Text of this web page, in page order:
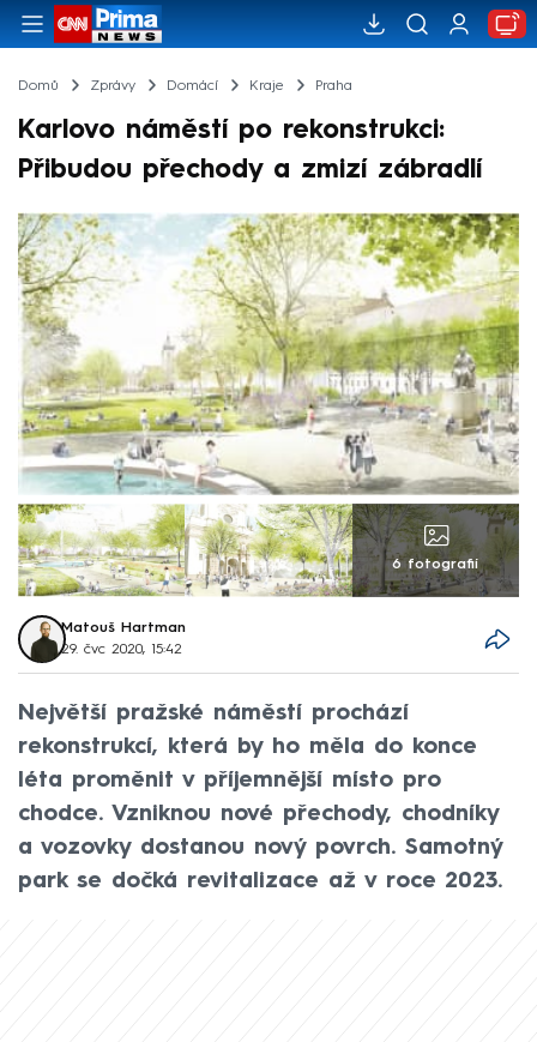
Domů Zprávy Domácí Kraje Praha
Karlovo náměstí po rekonstrukci:
Přibudou přechody a zmizí zábradlí
6 fotografií
Matouš Hartman
29. čvc 2020, 15:42
Největší pražské náměstí prochází
rekonstrukcí, která by ho měla do konce
léta proměnit v příjemnější místo pro
chodce. Vzniknou nové přechody, chodníky
a vozovky dostanou nový povrch. Samotný
park se dočká revitalizace až v roce 2023.